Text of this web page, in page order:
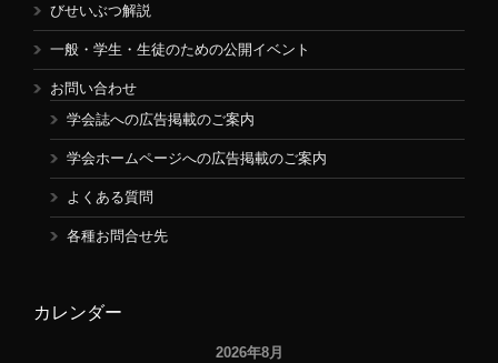
びせいぶつ解説
一般・学生・生徒のための公開イベント
お問い合わせ
学会誌への広告掲載のご案内
学会ホームページへの広告掲載のご案内
よくある質問
各種お問合せ先
カレンダー
2026年8月